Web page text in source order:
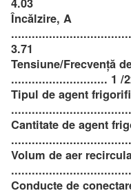
Încălzire, A
3.71
Tensiune/Frecvență
............................ 1 /
Tipul de agent
Cantitate de agent
Volum de aer
Conducte de